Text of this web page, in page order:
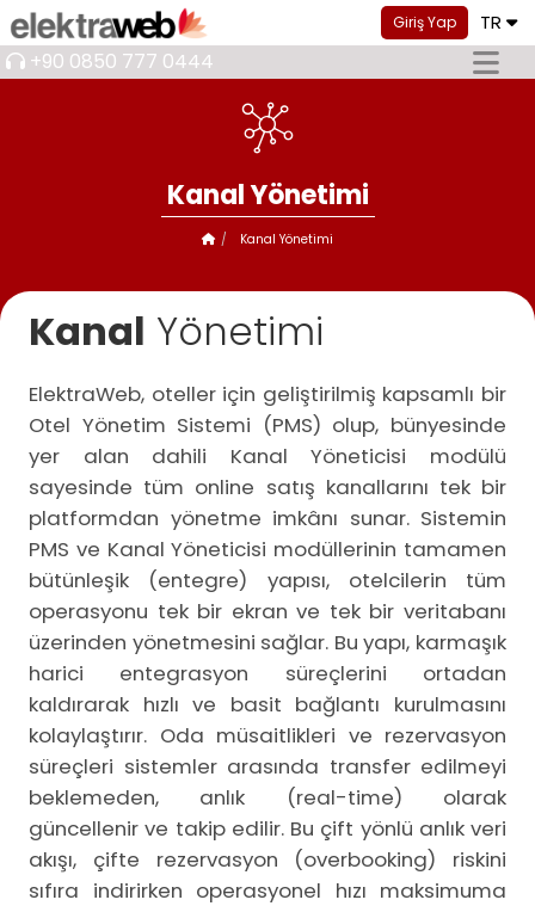
Giriş Yap TR
+90 0850 777 0444
Kanal Yönetimi
Kanal Yönetimi
Kanal Yönetimi
ElektraWeb, oteller için geliştirilmiş kapsamlı bir
Otel Yönetim Sistemi (PMS) olup, bünyesinde
yer alan dahili Kanal Yöneticisi modülü
sayesinde tüm online satış kanallarını tek bir
platformdan yönetme imkânı sunar. Sistemin
PMS ve Kanal Yöneticisi modüllerinin tamamen
bütünleşik (entegre) yapısı, otelcilerin tüm
operasyonu tek bir ekran ve tek bir veritabanı
üzerinden yönetmesini sağlar. Bu yapı, karmaşık
harici entegrasyon süreçlerini ortadan
kaldırarak hızlı ve basit bağlantı kurulmasını
kolaylaştırır. Oda müsaitlikleri ve rezervasyon
süreçleri sistemler arasında transfer edilmeyi
beklemeden, anlık (real-time) olarak
güncellenir ve takip edilir. Bu çift yönlü anlık veri
akışı, çifte rezervasyon (overbooking) riskini
sıfıra indirirken operasyonel hızı maksimuma